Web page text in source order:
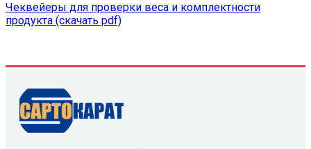
Чеквейеры для проверки веса и комплектности
продукта (скачать pdf)